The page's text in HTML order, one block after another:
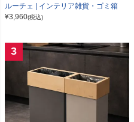
ルーチェ | インテリア雑貨・ゴミ箱
¥3,960(税込)
3